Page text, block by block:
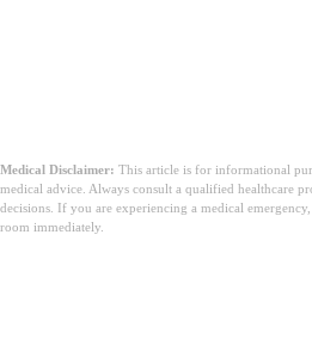
Medical Disclaimer: This article is for informational
medical advice. Always consult a qualified healthcare
decisions. If you are experiencing a medical
room immediately.